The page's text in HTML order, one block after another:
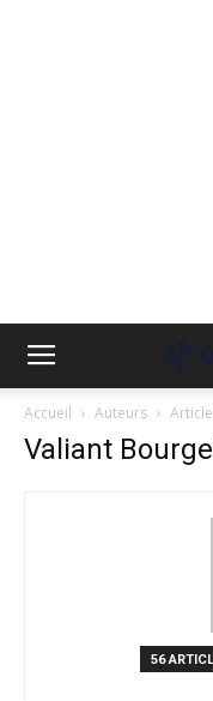
Accueil Auteurs
Valiant
56